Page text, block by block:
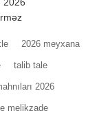
2026 meyxana
talib tale
2026
melikzade